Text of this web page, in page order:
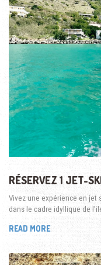
RÉSERVEZ 1 JET-
Vivez une expérience en jet
dans le cadre idyllique de
READ MORE